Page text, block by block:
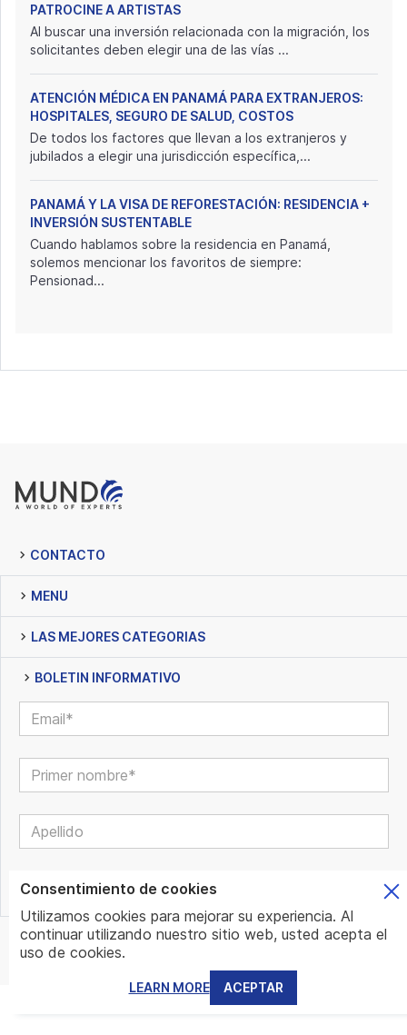
PATROCINE A ARTISTAS
Al buscar una inversión relacionada con la migración, los
solicitantes deben elegir una de las vías ...
ATENCIÓN MÉDICA EN PANAMÁ PARA EXTRANJEROS:
HOSPITALES, SEGURO DE SALUD, COSTOS
De todos los factores que llevan a los extranjeros y
jubilados a elegir una jurisdicción específica,...
PANAMÁ Y LA VISA DE REFORESTACIÓN: RESIDENCIA +
INVERSIÓN SUSTENTABLE
Cuando hablamos sobre la residencia en Panamá,
solemos mencionar los favoritos de siempre:
Pensionad...
CONTACTO
MENU
LAS MEJORES CATEGORIAS
BOLETIN INFORMATIVO
© www.mundo.expert | All Rights Reserved | Powered by
Consentimiento de cookies
Utilizamos cookies para mejorar su experiencia. Al
continuar utilizando nuestro sitio web, usted acepta el
uso de cookies.
LEARN MORE ACEPTAR